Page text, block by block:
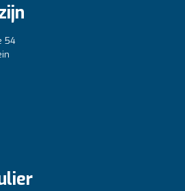
54